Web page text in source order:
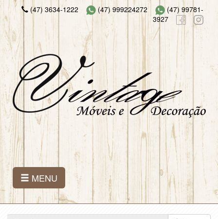
(47) 3634-1222 (47) 999224272
(47) 99781-
3927
MENU